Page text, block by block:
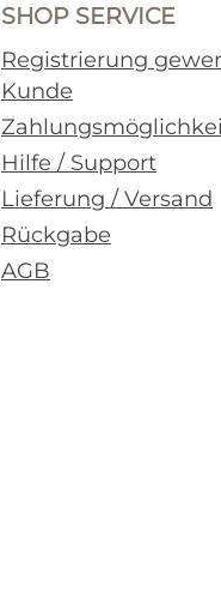
SHOP SERVICE
Registrierung
Kunde
Hilfe / Support
Lieferung / Versand
Rückgabe
AGB